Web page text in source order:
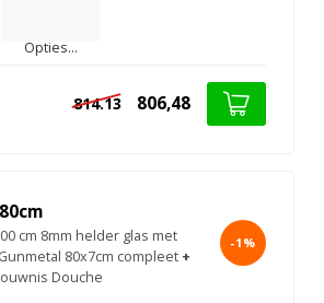
Opties...
814.13 806,48
cm 8mm helder glas met
80x7cm compleet +
Douche
-1%